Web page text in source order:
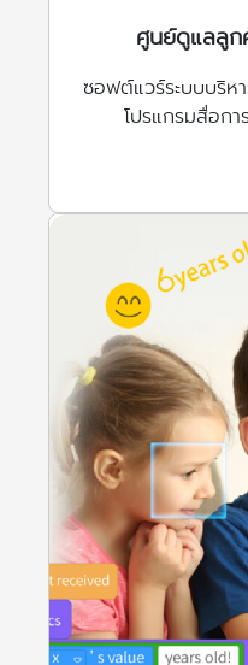
ศูนย์ดูแลลู
ซอฟต์แวร์ระบบบริห
โปรแกรมสื่อกา